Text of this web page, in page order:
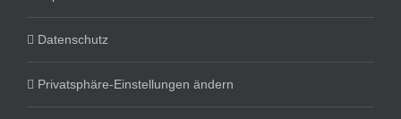
Datenschutz
Privatsphäre-Einstellungen ändern